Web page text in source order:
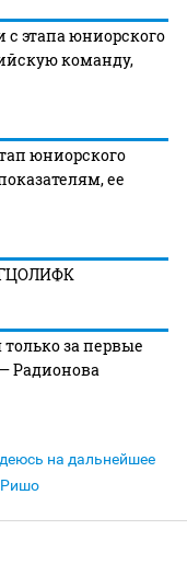
этапа юниорского
команду,
юниорского
ее
ГЦОЛИФК
только за первые
Радионова
на дальнейшее
Ришо